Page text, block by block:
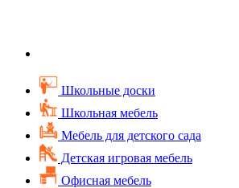
Школьные доски
Школьная мебель
Мебель для детского сада
Детская игровая мебель
Офисная мебель